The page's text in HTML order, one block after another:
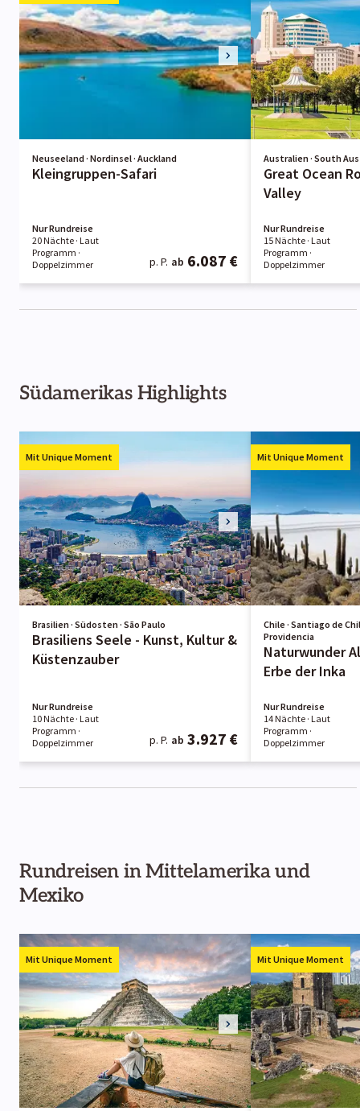
Neuseeland · Nordinsel · Auckland
Kleingruppen-Safari
Nur Rundreise
20 Nächte · Laut
Programm ·
Doppelzimmer
p. P. ab 6.087 €
Australien · South
Great Ocean
Valley
Nur Rundreise
15 Nächte · Laut
Programm ·
Doppelzimmer
Südamerikas Highlights
Mit Unique Moment
Brasilien · Südosten · São Paulo
Brasiliens Seele - Kunst, Kultur &
Küstenzauber
Nur Rundreise
10 Nächte · Laut
Programm ·
Doppelzimmer
p. P. ab 3.927 €
Mit Unique Moment
Chile · Santiago de
Providencia
Naturwunder
Erbe der Inka
Nur Rundreise
14 Nächte · Laut
Programm ·
Doppelzimmer
Rundreisen in Mittelamerika und
Mexiko
Mit Unique Moment Mit Unique Moment